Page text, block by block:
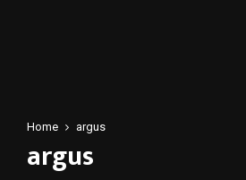
Home argus
argus